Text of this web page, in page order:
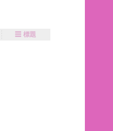
☰ 標題